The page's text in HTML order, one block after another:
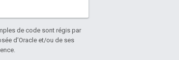
de code sont régis par
d'Oracle et/ou de ses